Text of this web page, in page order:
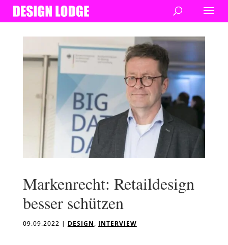
Markenrecht: Retaildesign
besser schützen
09.09.2022 | DESIGN, INTERVIEW